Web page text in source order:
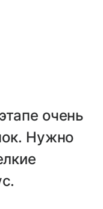
очень
Нужно